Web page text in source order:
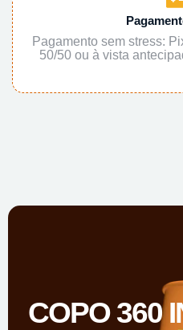
Pagamento sem stress:
50/50 ou à vista
COPO 360